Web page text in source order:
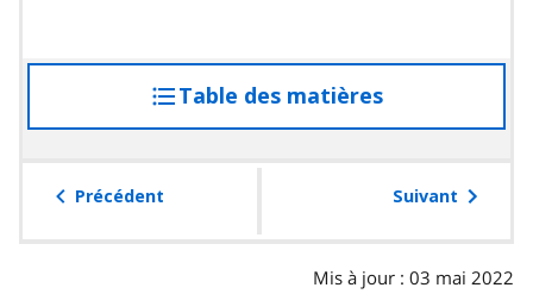
Table des matières
à
table
Précédent Suivant
Mis à jour : 03 mai 2022